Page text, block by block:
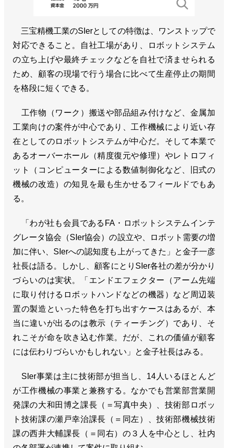
三宝精機工業のSIerとしての特徴は、ワンストップで
対応できること。自社工場があり、ロボットシステム
の立ち上げや最終チェックなどを自社で済ませられる
ため、顧客の現場で行う場合に比べて生産停止の期間
を格段に短くできる。
工作物（ワーク）搬送や部品組み付けなど、金属加
工業向けの案件が中心であり、工作機械により近い存
在としてのロボットシステムが中心だ。そして本業で
あるオーバーホール（精度復元や修理）やレトロフィ
ット（コンピューターによる数値制御化など、旧式の
機械の改造）の知見を最も生かせるフィールドでもあ
る。
「わが社も会員であるFA・ロボットシステムインテ
グレータ協会（SIer協会）の設立や、ロボット需要の増
加に伴い、SIerへの認知度も上がってきた」と金子一彦
社長は語る。しかし、顧客にとりSIer各社の差が分かり
づらいのは実状。「エンドエフェクター（アーム先端
に取り付けるロボットハンドなどの機器）など周辺装
置の製造といった特色を打ち出すケースはあるが、本
当に違いが出るのは教示（ティーチング）であり、そ
れこそが命を吹き込む作業。だが、これの価値が顧客
には伝わりづらいかもしれない」と金子社長はみる。
SIer事業は主に技術部が担当し、14人いるほとんど
が工作機械の事業と兼務する。なかでも営業部営業開
発課の大和田博之課長（＝写真中央）、技術部ロボッ
ト技術課の瀬戸幸治課長（＝同左）、技術部機械技術
課の西井大輔課長（＝同右）の３人を中心とし、社内